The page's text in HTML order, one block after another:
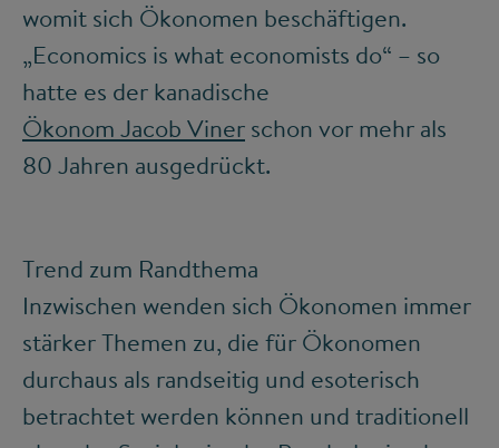
womit sich Ökonomen beschäftigen.
„Economics is what economists do“ – so
hatte es der kanadische
Ökonom Jacob Viner schon vor mehr als
80 Jahren ausgedrückt.
Trend zum Randthema
Inzwischen wenden sich Ökonomen immer
stärker Themen zu, die für Ökonomen
durchaus als randseitig und esoterisch
betrachtet werden können und traditionell